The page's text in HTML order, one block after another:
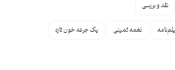
نقد و بررسی
نغمه ثمینی یک جرعه خون تازه